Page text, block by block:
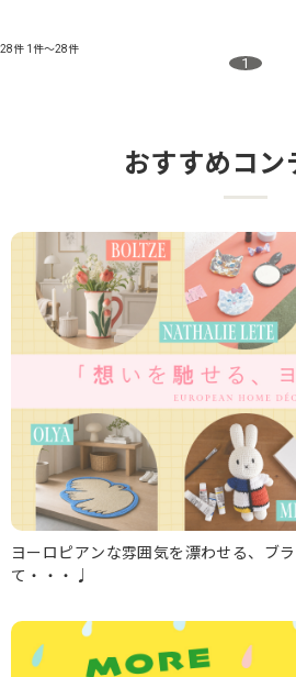
28件 1件～28件
1
おすすめコン
ヨーロピアンな雰囲気を漂わせる、ブ
て・・・♩